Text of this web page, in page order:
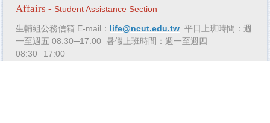
Affairs - Student Assistance Section
生輔組公務信箱 E-mail： life@ncut.edu.tw 平日上班時間：週
一至週五 08:30─17:00 暑假上班時間：週一至週四
08:30─17:00